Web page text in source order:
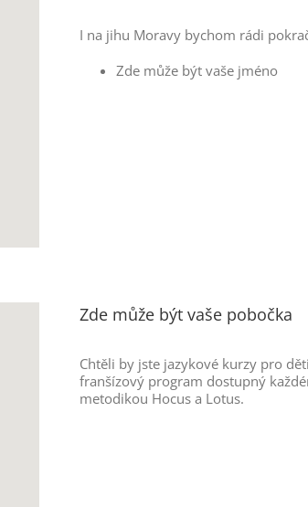
I na jihu Moravy bychom rádi
Zde může být vaše jméno
Zde může být vaše pobočka
Chtěli by jste jazykové kurzy pro
franšízový program dostupný
metodikou Hocus a Lotus.